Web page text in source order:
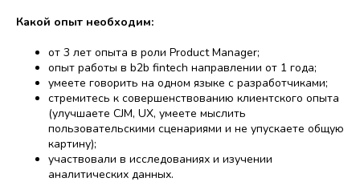
Какой опыт необходим:
от 3 лет опыта в роли Product Manager;
опыт работы в b2b fintech направлении от 1 года;
умеете говорить на одном языке с разработчиками;
стремитесь к совершенствованию клиентского опыта
(улучшаете CJM, UX, умеете мыслить
пользовательскими сценариями и не упускаете общую
картину);
участвовали в исследованиях и изучении
аналитических данных.